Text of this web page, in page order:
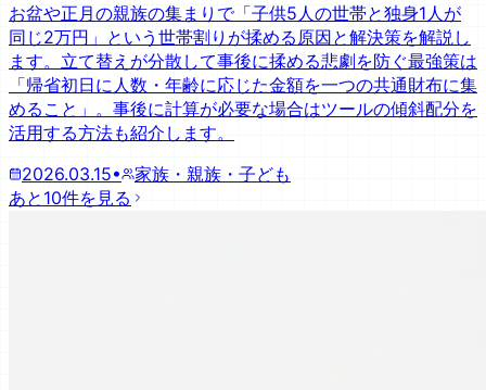
お盆や正月の親族の集まりで「子供5人の世帯と独身1人が
同じ2万円」という世帯割りが揉める原因と解決策を解説し
ます。立て替えが分散して事後に揉める悲劇を防ぐ最強策は
「帰省初日に人数・年齢に応じた金額を一つの共通財布に集
めること」。事後に計算が必要な場合はツールの傾斜配分を
活用する方法も紹介します。
2026.03.15•
家族・親族・子ども
あと10件を見る